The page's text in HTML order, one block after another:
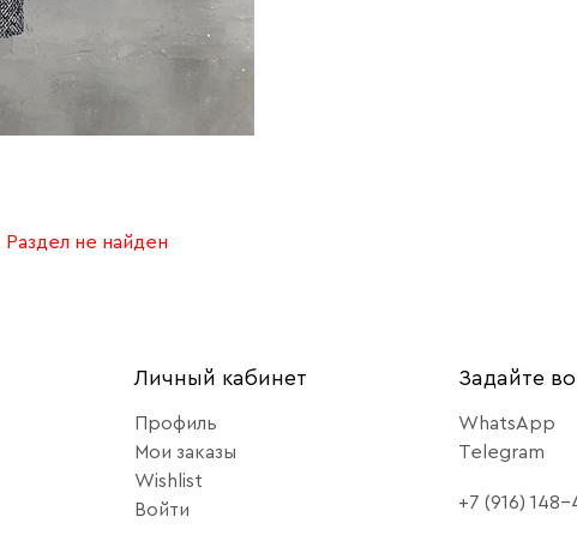
Раздел не найден
Личный кабинет
Профиль
Мои заказы
Wishlist
Войти
Задайте
WhatsApp
Telegram
+7 (916)